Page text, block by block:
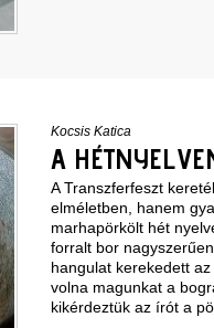
Kocsis Katica
A
A Transzferfeszt
elméletben, hanem
marhapörkölt hét
forralt bor
hangulat kerekedett
volna magunkat a
kikérdeztük az írót a